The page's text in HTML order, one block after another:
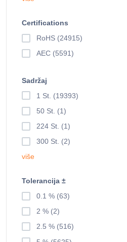
Certifications
RoHS (24915)
AEC (5591)
Sadržaj
1 St. (19393)
50 St. (1)
224 St. (1)
300 St. (2)
više
Tolerancija ±
0.1 % (63)
2 % (2)
2.5 % (516)